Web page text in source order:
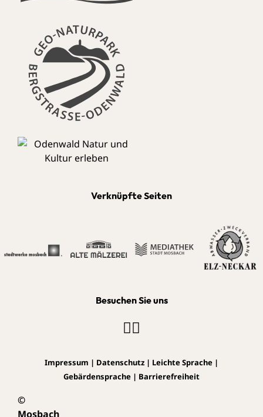
Verknüpfte Seiten
Besuchen Sie uns
©
Mosbach
Impressum | Datenschutz | Leichte Sprache |
Gebärdensprache | Barrierefreiheit